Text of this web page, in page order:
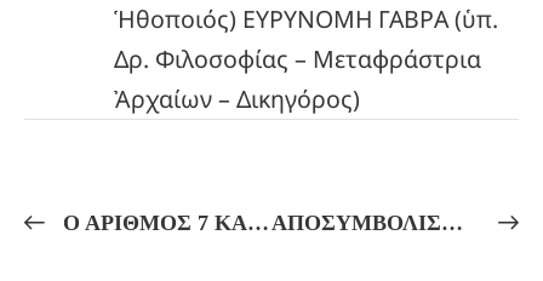
Ἡθοποιός) ΕΥΡΥΝΟΜΗ ΓΑΒΡΑ (ὑπ.
Δρ. Φιλοσοφίας – Μεταφράστρια
Ἀρχαίων – Δικηγόρος)
Ο ΑΡΙΘΜΟΣ 7 ΚΑΙ Η ΠΥΘΑΓΟΡΕΙΑ ΑΥΤΟΓΝΩΣΙΑ! Πρακτικά Μαθήματα Πυθαγορείου Φιλοσοφίας, Αὐτογνωσίας καί Μυητικῆς Ἀγωγῆς. ΑΠΟΣΥΜΒΟΛΙΣΜΟΣ ΕΛΛΗΝΙΚΗΣ ΜΥΘΟΛΟΓΙΑΣ! ΑΡΓΟΝΑΥΤΙΚΗ ΕΚΣΤΡΑΤΕΙΑ! ΤΟ ΚΟΣΜΙΚΟ ΤΑΞΙΔΙ ΤΗΣ ΨΥΧΗΣ!